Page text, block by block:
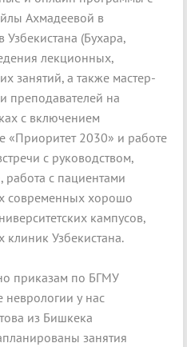
Ахмадеевой в
(Бухара,
лекционных,
занятий, а также мастер-
преподавателей на
с включением
2030» и работе
с руководством,
с пациентами
современных хорошо
кампусов,
клиник Узбекистана.
приказам по БГМУ
у нас
из Бишкека
занятия